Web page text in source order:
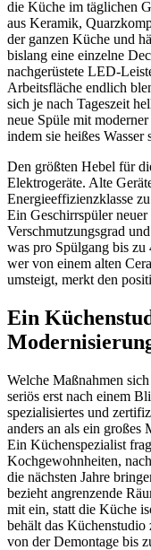
die Küche im täglichen
aus Keramik,
der ganzen Küche und
bislang eine einzelne
nachgerüstete LED-
Arbeitsfläche endlich
sich je nach Tageszeit
neue Spüle mit
indem sie heißes
Den größten Hebel für
Elektrogeräte. Alte
Energieeffizienzklasse
Ein Geschirrspüler
Verschmutzungsgrad
was pro Spülgang bis zu
wer von einem alten
umsteigt, merkt den
Ein
Welche Maßnahmen
seriös erst nach einem
spezialisiertes und
anders an als ein großes
Ein Küchenspezialist
Kochgewohnheiten,
die nächsten Jahre
bezieht angrenzende
mit ein, statt die Küche
behält das
von der Demontage bis